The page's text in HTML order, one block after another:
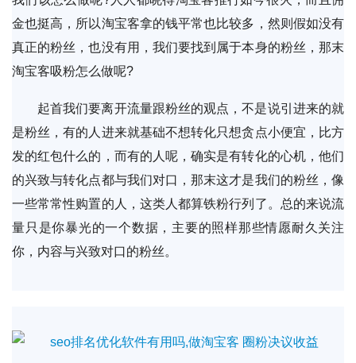
金也挺高，所以淘宝客拿的钱平常也比较多，然则假如没有
真正的粉丝，也没有用，我们要找到属于本身的粉丝，那末
淘宝客吸粉怎么做呢?
起首我们要离开流量跟粉丝的观点，不是说引进来的就
是粉丝，有的人进来就基础不想转化只想贪点小便宜，比方
发的红包什么的，而有的人呢，确实是有转化的心机，他们
的兴致与转化点都与我们对口，那末这才是我们的粉丝，像
一些常常性购置的人，这类人都算铁粉行列了。总的来说流
量只是你暴光的一个数据，主要的照样那些情愿耐久关注
你，内容与兴致对口的粉丝。